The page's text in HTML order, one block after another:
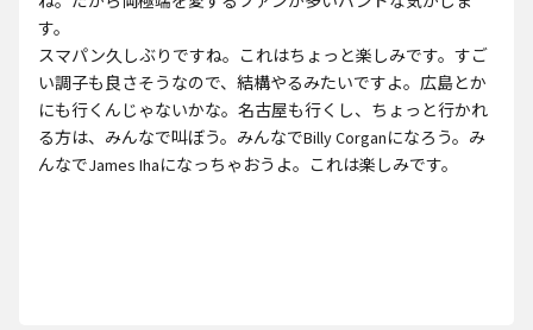
す。
スマパン久しぶりですね。これはちょっと楽しみです。すご
い調子も良さそうなので、結構やるみたいですよ。広島とか
にも行くんじゃないかな。名古屋も行くし、ちょっと行かれ
る方は、みんなで叫ぼう。みんなでBilly Corganになろう。み
んなでJames Ihaになっちゃおうよ。これは楽しみです。